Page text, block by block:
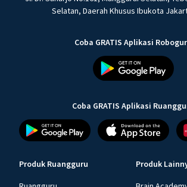
Selatan, Daerah Khusus Ibukota
Coba GRATIS Aplikasi
Coba GRATIS Aplikasi
Produk Ruangguru Produk